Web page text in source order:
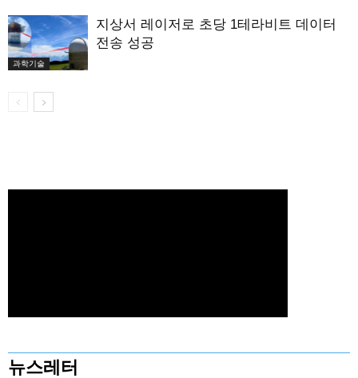
과학기술
지상서 레이저로 초당 1테라비트 데이터
전송 성공
뉴스레터